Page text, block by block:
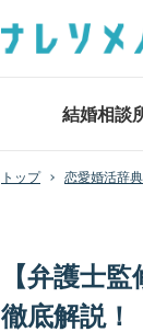
結婚相談
恋愛婚活辞典
【弁護士
徹底解説！